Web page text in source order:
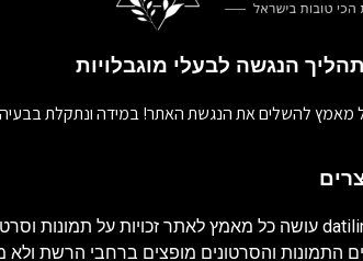
הנגשה לבעלי מוגבלויות
מאמץ להשלים את הנגשת האתר! במידה ונתקלת בבעיה
עושה כל מאמץ לאתר זכויות על תמונות
התמונות והסרטונים מופצים ברחבי הרשת